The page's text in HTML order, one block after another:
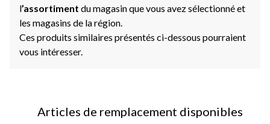
l’assortiment du magasin que vous avez sélectionné et
les magasins de la région.
Ces produits similaires présentés ci-dessous pourraient
vous intéresser.
Articles de remplacement disponibles